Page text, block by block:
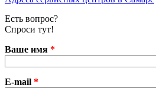
Есть вопрос?
Спроси тут!
Ваше имя *
E-mail *